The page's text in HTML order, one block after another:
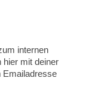
internen
hier mit deiner
Emailadresse